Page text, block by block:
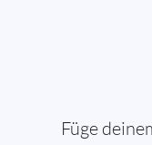
Füge